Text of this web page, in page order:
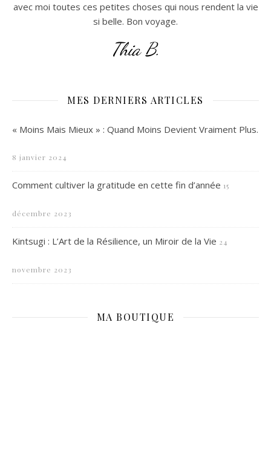
avec moi toutes ces petites choses qui nous rendent la vie
si belle. Bon voyage.
Thia B.
MES DERNIERS ARTICLES
« Moins Mais Mieux » : Quand Moins Devient Vraiment Plus.
8 janvier 2024
Comment cultiver la gratitude en cette fin d’année 15
décembre 2023
Kintsugi : L’Art de la Résilience, un Miroir de la Vie 24
novembre 2023
MA BOUTIQUE